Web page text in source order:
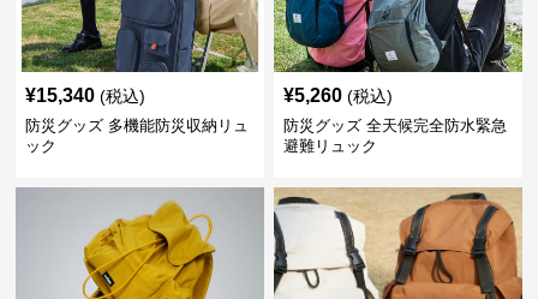
¥15,340 (税込)
防災グッズ 多機能防災収納リュ
ック
¥5,260 (税込)
防災グッズ 全天候完全防水緊急
避難リュック